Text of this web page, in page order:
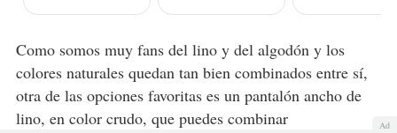
Como somos muy fans del lino y del algodón y los
colores naturales quedan tan bien combinados entre sí,
otra de las opciones favoritas es un pantalón ancho de
lino, en color crudo, que puedes combinar
Ad